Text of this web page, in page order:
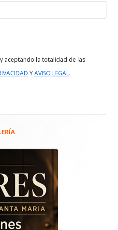
aceptando la totalidad de las
YAVISO LEGAL.